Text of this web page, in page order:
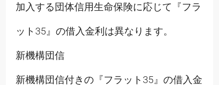
加入する団体信用生命保険に応じて『フラ
ット35』の借入金利は異なります。
新機構団信
新機構団信付きの『フラット35』の借入金